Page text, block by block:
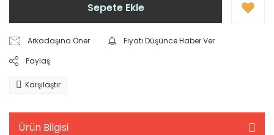
Sepete Ekle
Arkadaşına Öner
Fiyatı Düşünce Haber Ver
Paylaş
Karşılaştır
Ürün Bilgisi